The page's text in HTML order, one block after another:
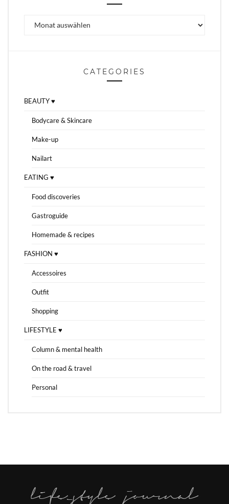
CATEGORIES
BEAUTY ♥
Bodycare & Skincare
Make-up
Nailart
EATING ♥
Food discoveries
Gastroguide
Homemade & recipes
FASHION ♥
Accessoires
Outfit
Shopping
LIFESTYLE ♥
Column & mental health
On the road & travel
Personal